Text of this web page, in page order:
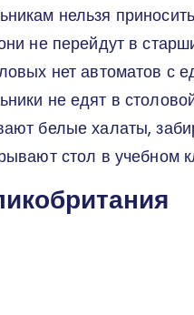
нельзя
не перейдут в
нет автоматов с
не едят в
белые халаты,
стол в учебном